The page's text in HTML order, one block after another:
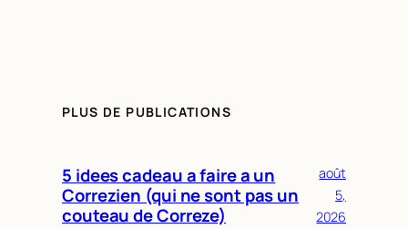
PLUS DE PUBLICATIONS
5 idees cadeau a faire a un
Correzien (qui ne sont pas un
couteau de Correze)
août
5,
2026